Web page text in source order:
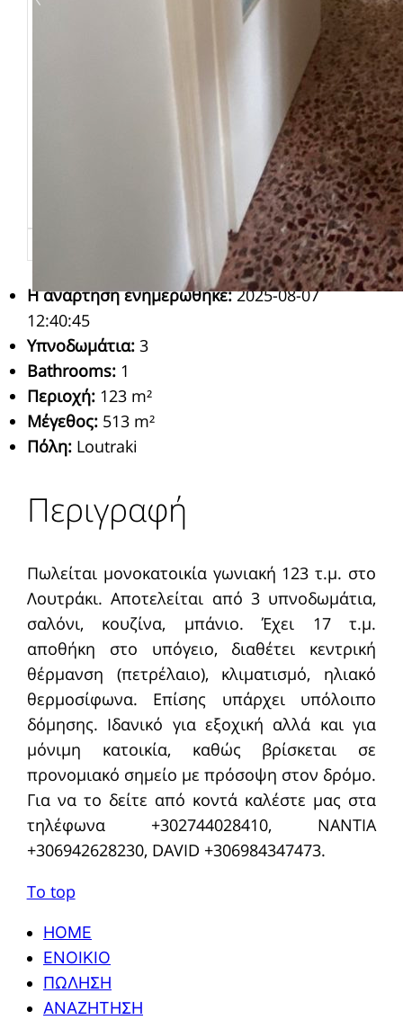
Η ανάρτηση ενημερώθηκε: 2025-08-07
12:40:45
Υπνοδωμάτια: 3
Bathrooms: 1
Περιοχή: 123 m²
Μέγεθος: 513 m²
Πόλη: Loutraki
Περιγραφή
Πωλείται μονοκατοικία γωνιακή 123 τ.μ. στο
Λουτράκι. Αποτελείται από 3 υπνοδωμάτια,
σαλόνι, κουζίνα, μπάνιο. Έχει 17 τ.μ.
αποθήκη στο υπόγειο, διαθέτει κεντρική
θέρμανση (πετρέλαιο), κλιματισμό, ηλιακό
θερμοσίφωνα. Επίσης υπάρχει υπόλοιπο
δόμησης. Ιδανικό για εξοχική αλλά και για
μόνιμη κατοικία, καθώς βρίσκεται σε
προνομιακό σημείο με πρόσοψη στον δρόμο.
Για να το δείτε από κοντά καλέστε μας στα
τηλέφωνα +302744028410, NANTIA
+306942628230, DAVID +306984347473.
To top
HOME
ΕΝΟΙΚΙΟ
ΠΩΛΗΣΗ
ΑΝΑΖΗΤΗΣΗ